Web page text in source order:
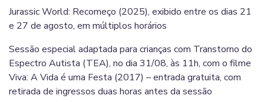
Jurassic World: Recomeço (2025), exibido entre os dias 21
e 27 de agosto, em múltiplos horários
Sessão especial adaptada para crianças com Transtorno do
Espectro Autista (TEA), no dia 31/08, às 11h, com o filme
Viva: A Vida é uma Festa (2017) – entrada gratuita, com
retirada de ingressos duas horas antes da sessão